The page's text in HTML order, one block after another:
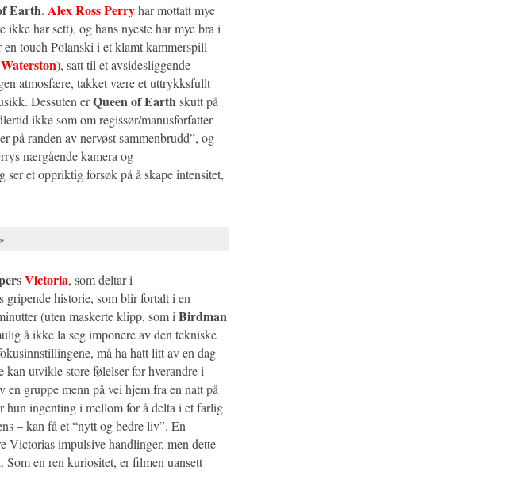
Earth. Alex Ross Perryhar mottatt mye
ikke har sett), og hans nyeste har mye bra i
en touch Polanski i et klamt kammerspill
), satt til et avsidesliggende
atmosfære, takket være et uttrykksfullt
Dessuten erQueen of Earthskutt på
ikke som om regissør/manusforfatter
randen av nervøst sammenbrudd”, og
nærgående kamera og
ser et oppriktig forsøk på å skape intensitet,
sVictoria, som deltar i
gripende historie, som blir fortalt i en
(uten maskerte klipp, som iBirdman
å ikke la seg imponere av den tekniske
må ha hatt litt av en dag
utvikle store følelser for hverandre i
en gruppe menn på vei hjem fra en natt på
hun ingenting i mellom for å delta i et farlig
– kan få et “nytt og bedre liv”. En
Victorias impulsive handlinger, men dette
en ren kuriositet, er filmen uansett